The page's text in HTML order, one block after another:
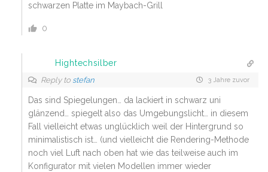
schwarzen Platte im Maybach-Grill
0
Hightechsilber
Reply to stefan 3 Jahre zuvor
Das sind Spiegelungen… da lackiert in schwarz uni
glänzend… spiegelt also das Umgebungslicht… in diesem
Fall vielleicht etwas unglücklich weil der Hintergrund so
minimalistisch ist… (und vielleicht die Rendering-Methode
noch viel Luft nach oben hat wie das teilweise auch im
Konfigurator mit vielen Modellen immer wieder